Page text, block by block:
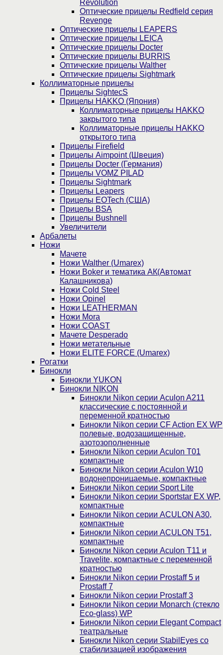
Revolution
Оптические прицелы Redfield серия
Revenge
Оптические прицелы LEAPERS
Оптические прицелы LEICA
Оптические прицелы Docter
Оптические прицелы BURRIS
Оптические прицелы Walther
Оптические прицелы Sightmark
Коллиматорные прицелы
Прицелы SightecS
Прицелы HAKKO (Япония)
Коллиматорные прицелы HAKKO
закрытого типа
Коллиматорные прицелы HAKKO
открытого типа
Прицелы Firefield
Прицелы Aimpoint (Швеция)
Прицелы Docter (Германия)
Прицелы VOMZ PILAD
Прицелы Sightmark
Прицелы Leapers
Прицелы EOTech (США)
Прицелы BSA
Прицелы Bushnell
Увеличители
Арбалеты
Ножи
Мачете
Ножи Walther (Umarex)
Ножи Boker и тематика АК(Автомат
Калашникова)
Ножи Cold Steel
Ножи Opinel
Ножи LEATHERMAN
Ножи Mora
Ножи COAST
Мачете Desperado
Ножи метательные
Ножи ELITE FORCE (Umarex)
Рогатки
Бинокли
Бинокли YUKON
Бинокли NIKON
Бинокли Nikon серии Aculon A211
классические с постоянной и
переменной кратностью
Бинокли Nikon серии СF Action EX WP
полевые, водозащищенные,
азотозополненные
Бинокли Nikon серии Aculon T01
компактные
Бинокли Nikon серии Aculon W10
водонепроницаемые, компактные
Бинокли Nikon серии Sport Lite
Бинокли Nikon серии Sportstar EX WP,
компактные
Бинокли Nikon серии ACULON A30,
компактные
Бинокли Nikon серии ACULON Т51,
компактные
Бинокли Nikon серии Aculon T11 и
Travelite, компактные с переменной
кратностью
Бинокли Nikon серии Prostaff 5 и
Prostaff 7
Бинокли Nikon серии Prostaff 3
Бинокли Nikon серии Monarch (стекло
Eco-glass) WP
Бинокли Nikon серии Elegant Compact
театральные
Бинокли Nikon серии StabilEyes со
стабилизацией изображения